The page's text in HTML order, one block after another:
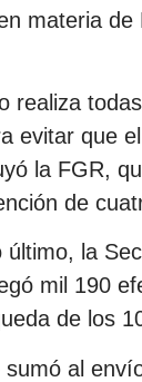
materia de
realiza
evitar que
la FGR,
de
último, la
mil 190
de los
sumó al